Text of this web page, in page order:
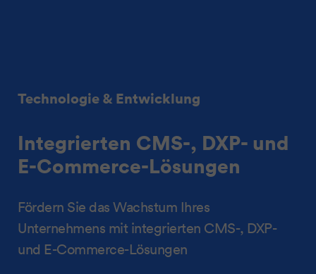
Technologie & Entwicklung
Integrierten CMS-, DXP- und
E-Commerce-Lösungen
Fördern Sie das Wachstum Ihres
Unternehmens mit integrierten CMS-, DXP-
und E-Commerce-Lösungen